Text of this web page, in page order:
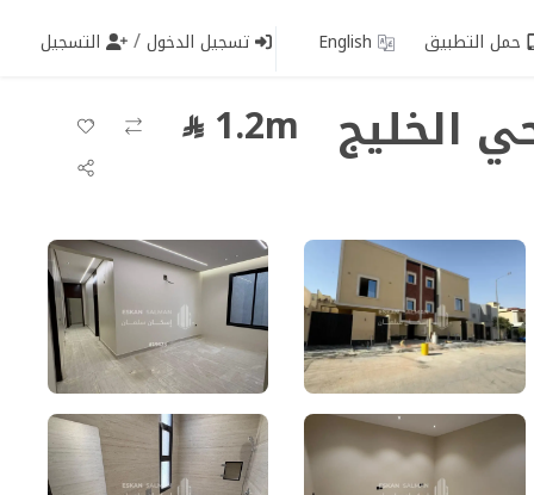
حمل التطبيق تسجيل الدخول/ التسجيل
الخليج 1.2m